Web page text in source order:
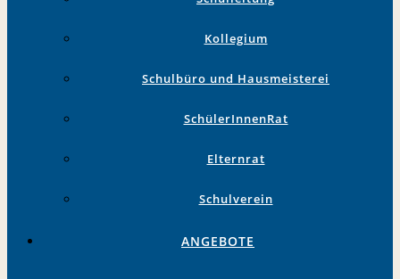
Kollegium
Schulbüro und Hausmeisterei
SchülerInnenRat
Elternrat
Schulverein
ANGEBOTE